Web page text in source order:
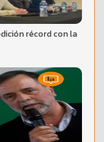
récord con la